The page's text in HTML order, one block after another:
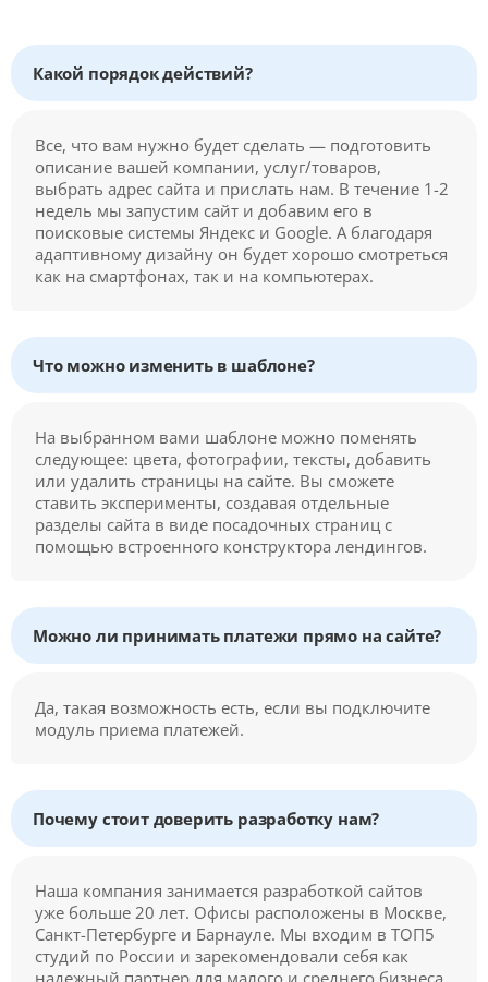
Какой порядок действий?
Все, что вам нужно будет сделать — подготовить
описание вашей компании, услуг/товаров,
выбрать адрес сайта и прислать нам. В течение 1-2
недель мы запустим сайт и добавим его в
поисковые системы Яндекс и Google. А благодаря
адаптивному дизайну он будет хорошо смотреться
как на смартфонах, так и на компьютерах.
Что можно изменить в шаблоне?
На выбранном вами шаблоне можно поменять
следующее: цвета, фотографии, тексты, добавить
или удалить страницы на сайте. Вы сможете
ставить эксперименты, создавая отдельные
разделы сайта в виде посадочных страниц с
помощью встроенного конструктора лендингов.
Можно ли принимать платежи прямо на сайте?
Да, такая возможность есть, если вы подключите
модуль приема платежей.
Почему стоит доверить разработку нам?
Наша компания занимается разработкой сайтов
уже больше 20 лет. Офисы расположены в Москве,
Санкт-Петербурге и Барнауле. Мы входим в ТОП5
студий по России и зарекомендовали себя как